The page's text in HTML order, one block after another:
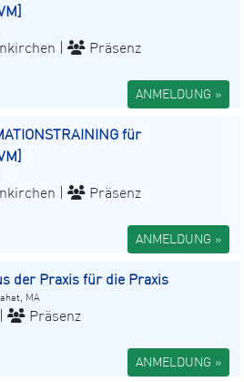
|
Präsenz
ANMELDUNG »
für
|
Präsenz
ANMELDUNG »
der Praxis für die Praxis
MA
Präsenz
ANMELDUNG »